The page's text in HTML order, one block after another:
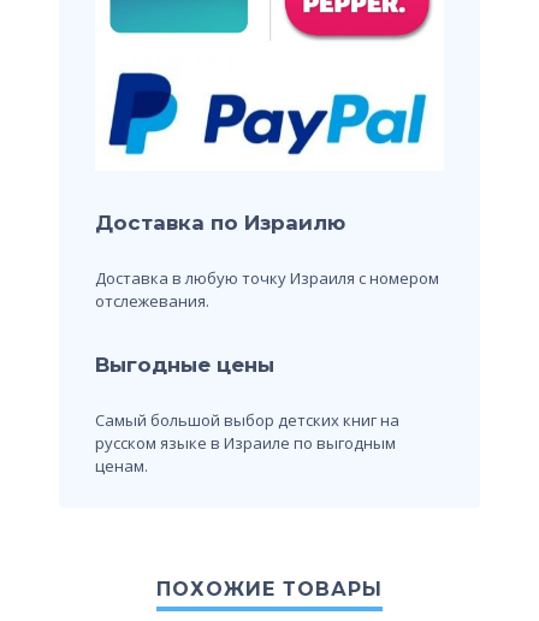
Доставка по Израилю
Доставка в любую точку Израиля с номером
отслежевания.
Выгодные цены
Самый большой выбор детских книг на
русском языке в Израиле по выгодным
ценам.
ПОХОЖИЕ ТОВАРЫ